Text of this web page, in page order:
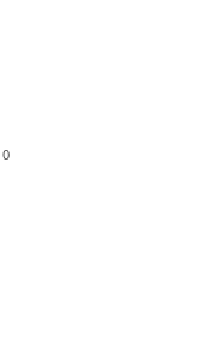
0